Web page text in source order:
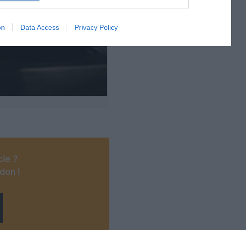
Data Access Privacy Policy
?
!